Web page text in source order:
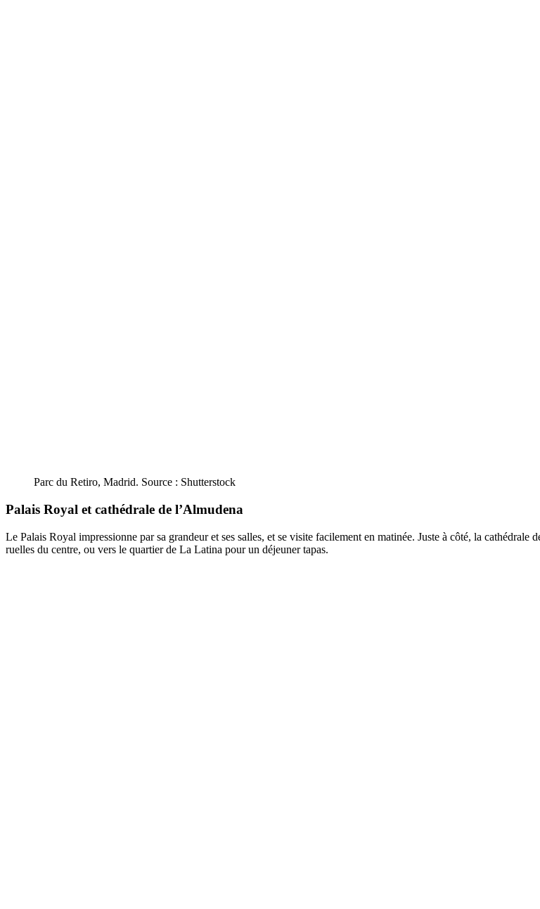
Parc du Retiro, Madrid. Source : Shutterstock
Palais Royal et cathédrale de l’Almudena
Le Palais Royal impressionne par sa grandeur et ses salles, et se visite facilement en matinée. Juste à côté, la
ruelles du centre, ou vers le quartier de La Latina pour un déjeuner tapas.